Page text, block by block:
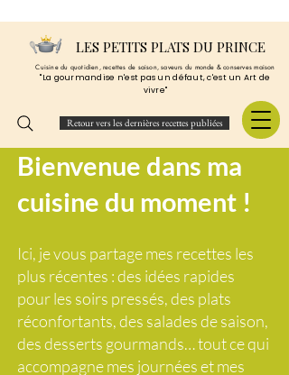
LES PETITS PLATS DU PRINCE
Cuisine du quotidien, recettes de saison, saveurs du monde & conserves maison
"La gourmandise n'est pas un défaut, c'est un Art de
vivre"
Retour vers les dernières recettes publiées
Bienvenue dans ma
cuisine du moment !
Ici, je vous partage mes recettes les
plus récentes : des idées rapides
pour les soirs pressés, des plats
réconfortants, des salades de saison,
des desserts gourmands… tout ce qui
accompagne mes journées et mes